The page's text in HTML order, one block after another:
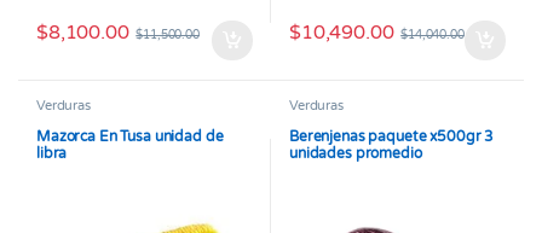
$8,100.00 $11,500.00 $10,490.00 $14,040.00
Verduras
Mazorca En Tusa unidad de
libra
Verduras
Berenjenas paquete x500gr 3
unidades promedio